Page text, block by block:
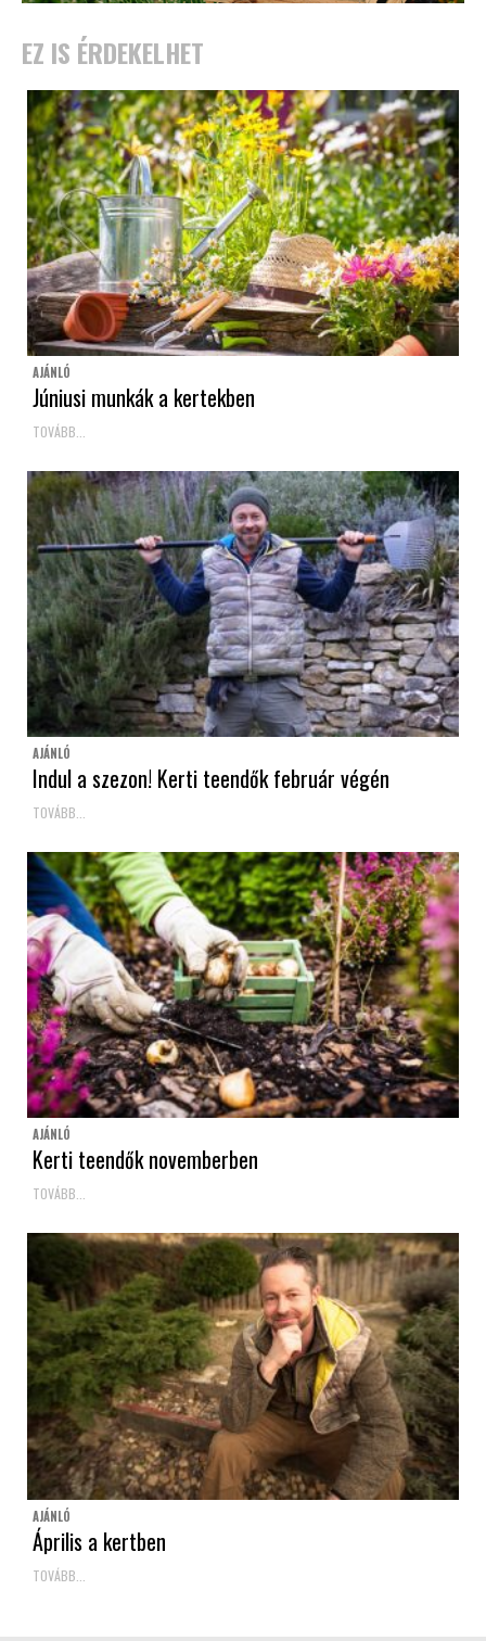
EZ IS ÉRDEKELHET
AJÁNLÓ
Júniusi munkák a kertekben
TOVÁBB...
AJÁNLÓ
Indul a szezon! Kerti teendők február végén
TOVÁBB...
AJÁNLÓ
Kerti teendők novemberben
TOVÁBB...
AJÁNLÓ
Április a kertben
TOVÁBB...